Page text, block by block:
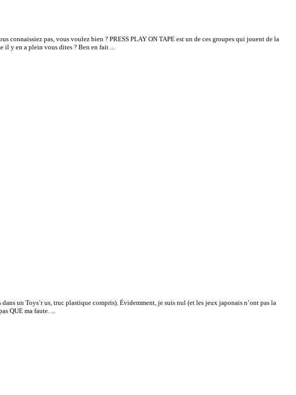
connaissiez pas, vous voulez bien ? PRESS PLAY ON TAPE est un de ces groupes qui jouent de la
il y en a plein vous dites ? Ben en fait ...
un Toys’r us, truc plastique compris). Évidemment, je suis nul (et les jeux japonais n’ont pas la
QUE ma faute. ...